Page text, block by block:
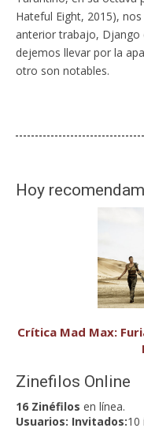
Hateful Eight, 2015),
anterior trabajo, Django
dejemos llevar por la
otro son notables.
Hoy
Crítica Mad Max:
Zinefilos Online
16 Zinéfilos en línea.
Usuarios: Invitados:10